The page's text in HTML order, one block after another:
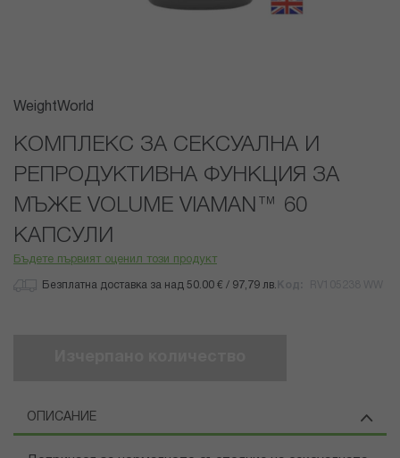
Преминете
началото
галерия
със
снимки
WeightWorld
КОМПЛЕКС ЗА СЕКСУАЛНА И
РЕПРОДУКТИВНА ФУНКЦИЯ ЗА
МЪЖЕ VOLUME VIAMAN™ 60
КАПСУЛИ
Бъдете първият оценил този продукт
Безплатна доставка за над 50.00 € / 97,79 лв.
ОПИСАНИЕ